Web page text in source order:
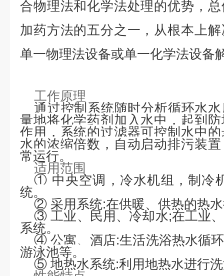
合物理法和化学法处理的优势，
加药方法的五分之一，从根本上
单一物理法设备或单一化学法设备
工作原理
通过控制 系统随时分析循环水
量地将化学药剂加入水中，起到
作用，系统的过滤器可控制水中
水的浓缩倍数，自动启动排污装
常运行。
适用范围
① 中央空调，冷水机组，制冷
统。
② 采用系统:在供暖、供热的热
③工业、民用、冷却水;在工业
系统。
④公寓、酒店:生活洗浴热水循
游泳池等。
⑤ 地热水系统:利用地热水进行